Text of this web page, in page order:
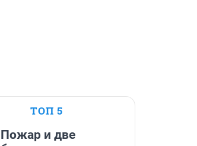
ТОП 5
Пожар и две